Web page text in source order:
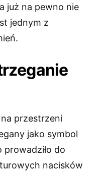
już na pewno nie
jednym z
przestrzeni
jako symbol
do
nacisków